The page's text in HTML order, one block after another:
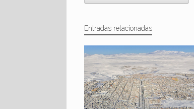
Entradas relacionadas